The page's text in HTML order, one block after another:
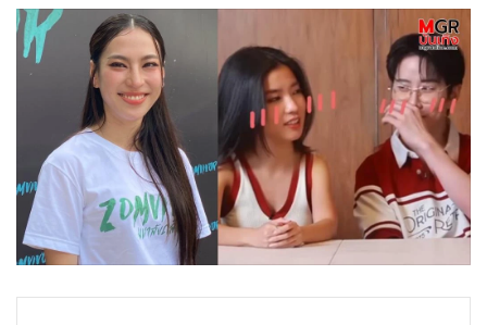
• Green Innovation & SD
• Management & HR
MGR Live
Infographic
การเมือง
• ท่องเที่ยว
กีฬา
• ต่างประเทศ